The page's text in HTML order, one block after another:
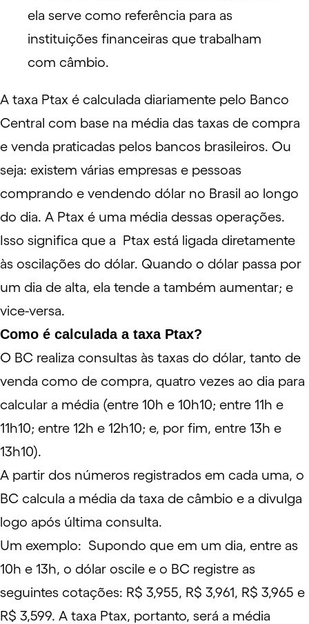
ela serve como referência para as
instituições financeiras que trabalham
com câmbio.
A taxa Ptax é calculada diariamente pelo Banco
Central com base na média das taxas de compra
e venda praticadas pelos bancos brasileiros. Ou
seja: existem várias empresas e pessoas
comprando e vendendo dólar no Brasil ao longo
do dia. A Ptax é uma média dessas operações.
Isso significa que a Ptax está ligada diretamente
às oscilações do dólar. Quando o dólar passa por
um dia de alta, ela tende a também aumentar; e
vice-versa.
Como é calculada a taxa Ptax?
O BC realiza consultas às taxas do dólar, tanto de
venda como de compra, quatro vezes ao dia para
calcular a média (entre 10h e 10h10; entre 11h e
11h10; entre 12h e 12h10; e, por fim, entre 13h e
13h10).
A partir dos números registrados em cada uma, o
BC calcula a média da taxa de câmbio e a divulga
logo após última consulta.
Um exemplo: Supondo que em um dia, entre as
10h e 13h, o dólar oscile e o BC registre as
seguintes cotações: R$ 3,955, R$ 3,961, R$ 3,965 e
R$ 3,599. A taxa Ptax, portanto, será a média